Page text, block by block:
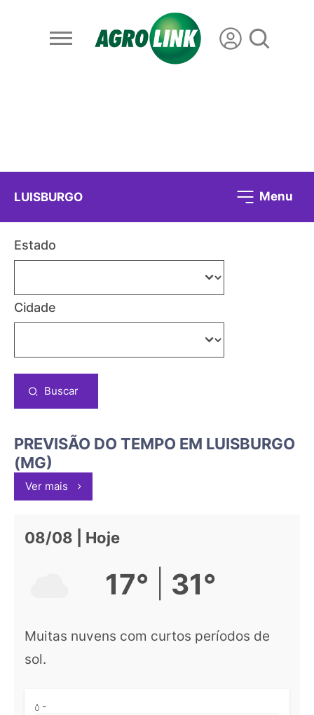
LUISBURGO Menu
Estado
Cidade
Buscar
PREVISÃO DO TEMPO EM LUISBURGO
(MG)
Ver mais
08/08 | Hoje
17° 31°
Muitas nuvens com curtos períodos de
sol.
-